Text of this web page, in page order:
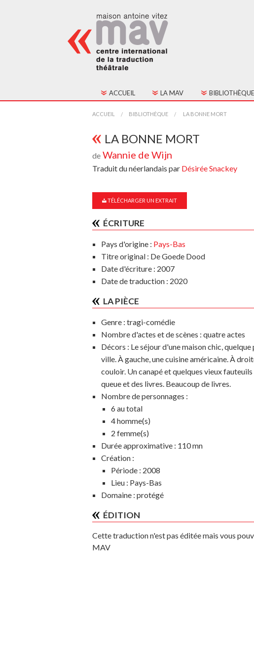
ACCUEIL LA MAV
HISTORIQUE
FONCTIONNEMENT
CONSEIL D'ADMINISTRATION
ADHÉSION
BIBLIOTHÈQUE
TOUS LES
ACCUEIL BIBLIOTHÈQUE LA BONNE MORT
LA BONNE MORT
de Wannie de Wijn
Traduit du néerlandais par Désirée Snackey
TÉLÉCHARGER UN EXTRAIT
ÉCRITURE
Pays d'origine : Pays-Bas
Titre original : De Goede Dood
Date d'écriture : 2007
Date de traduction : 2020
LA PIÈCE
Genre : tragi-comédie
Nombre d'actes et de scènes : quatre actes
Décors : Le séjour d'une maison chic,
ville. À gauche, une cuisine américaine. À
couloir. Un canapé et quelques vieux fauteuils
queue et des livres. Beaucoup de livres.
Nombre de personnages :
6 au total
4 homme(s)
2 femme(s)
Durée approximative : 110 mn
Création :
Période : 2008
Lieu : Pays-Bas
Domaine : protégé
ÉDITION
Cette traduction n'est pas éditée mais vous
MAV